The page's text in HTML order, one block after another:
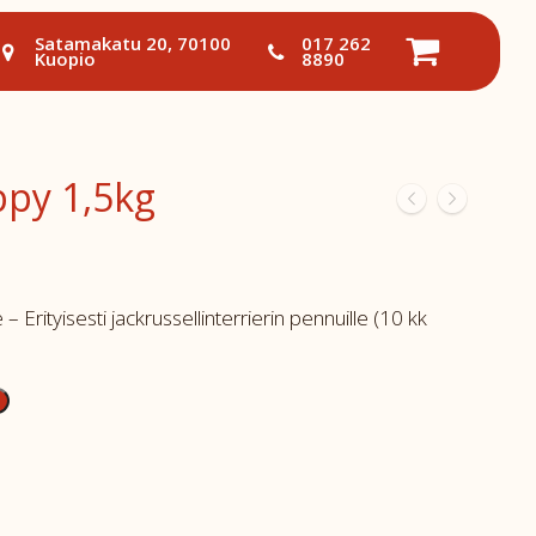
Satamakatu 20, 70100
Kuopio
017 262
8890
1,5kg
Erityisesti jackrussellinterrierin pennuille (10 kk